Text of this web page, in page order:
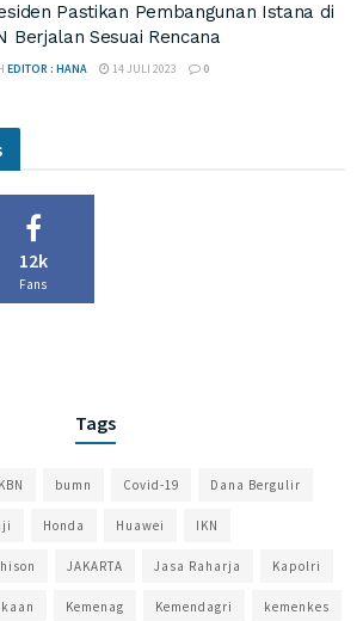
Pastikan Pembangunan Istana di
Berjalan Sesuai Rencana
EDITOR : HANA 14 JULI 2023 0
12k
Fans
Tags
bumn Covid-19 Dana Bergulir
Honda Huawei IKN
JAKARTA Jasa Raharja Kapolri
Kemenag Kemendagri kemenkes